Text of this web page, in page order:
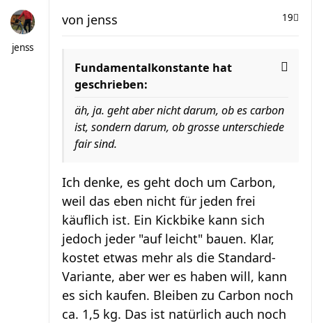
jenss
19
von jenss
Fundamentalkonstante hat
geschrieben:
äh, ja. geht aber nicht darum, ob es carbon
ist, sondern darum, ob grosse unterschiede
fair sind.
Ich denke, es geht doch um Carbon,
weil das eben nicht für jeden frei
käuflich ist. Ein Kickbike kann sich
jedoch jeder "auf leicht" bauen. Klar,
kostet etwas mehr als die Standard-
Variante, aber wer es haben will, kann
es sich kaufen. Bleiben zu Carbon noch
ca. 1,5 kg. Das ist natürlich auch noch